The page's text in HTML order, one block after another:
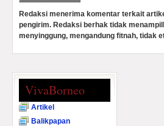
Redaksi menerima komentar terkait
pengirim. Redaksi berhak tidak
menyinggung, mengandung fitnah, tidak
VivaBorneo
Artikel
Balikpapan